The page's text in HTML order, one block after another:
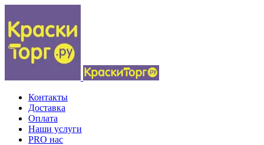
Контакты
Доставка
Оплата
Наши услуги
PRO нас